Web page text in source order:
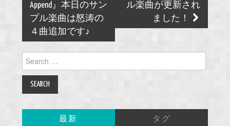
Append』本日のサン
プル楽曲は怒涛の
４曲追加です♪
ル楽曲が更新され
ました！
for:
最新 タグ